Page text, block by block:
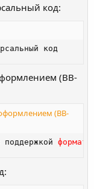
код:
код
(BB-
(BB-